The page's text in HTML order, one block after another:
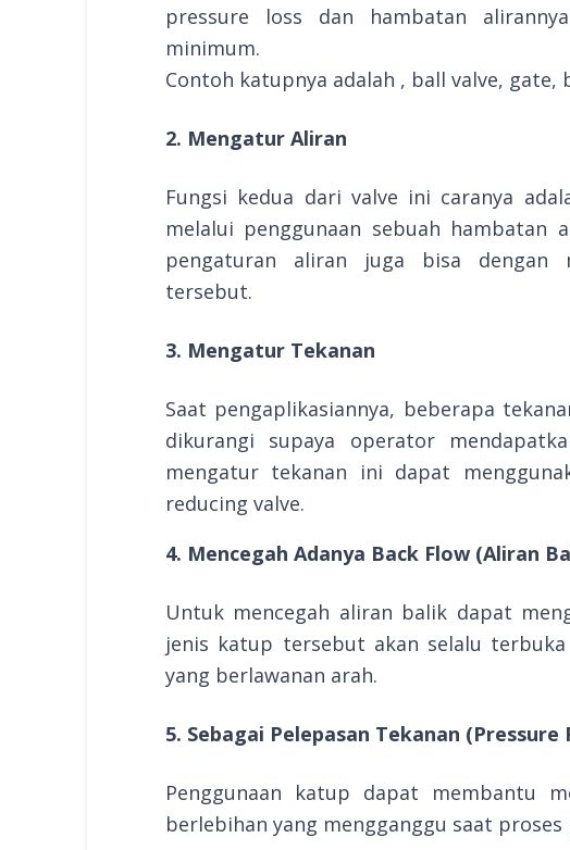
pressure loss dan hambatan
minimum.
Contoh katupnya adalah , ball valve,
2. Mengatur Aliran
Fungsi kedua dari valve ini caranya
melalui penggunaan sebuah hambatan
pengaturan aliran juga bisa dengan
tersebut.
3. Mengatur Tekanan
Saat pengaplikasiannya, beberapa
dikurangi supaya operator
mengatur tekanan ini dapat
reducing valve.
4. Mencegah Adanya Back Flow (Aliran
Untuk mencegah aliran balik dapat
jenis katup tersebut akan selalu
yang berlawanan arah.
5. Sebagai Pelepasan Tekanan (Pressure
Penggunaan katup dapat membantu
berlebihan yang mengganggu saat